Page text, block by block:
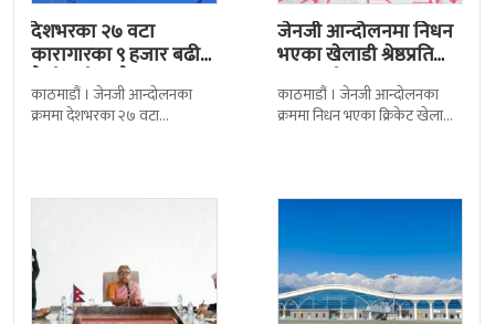
देशभरका २७ वटा
कारागारका ९ हजार बढी
कैदीबन्दी अझै फरार
काठमाडौं । जेनजी आन्दोलनका
क्रममा देशभरका २७ वटा
जेनजी आन्दोलनमा निधन
भएका खेलाडी श्रेष्ठप्रति
श्रद्धाञ्जली
काठमाडौं । जेनजी आन्दोलनका
क्रममा निधन भएका क्रिकेट खेलाडी